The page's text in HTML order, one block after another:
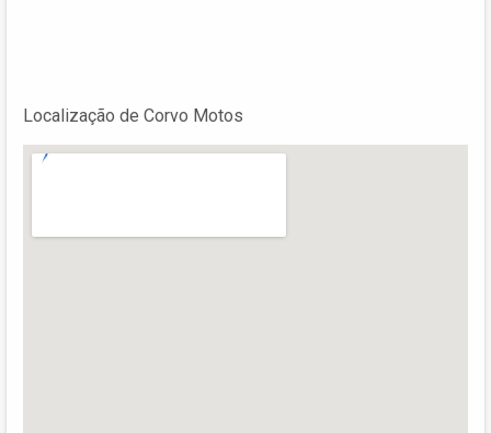
Localização de Corvo Motos